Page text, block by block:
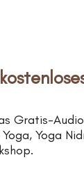
Gratis-
Yoga